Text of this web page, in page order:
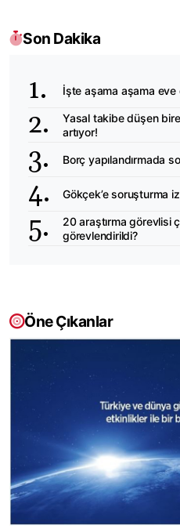
Son Dakika
İşte aşama aşama eve
Yasal takibe düşen
artıyor!
Borç yapılandırmada
Gökçek’e soruşturma
20 araştırma görevlisi
görevlendirildi?
Öne Çıkanlar